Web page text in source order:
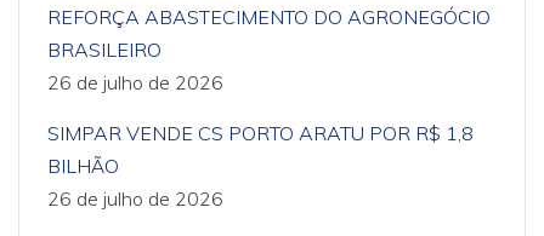
REFORÇA ABASTECIMENTO DO AGRONEGÓCIO
BRASILEIRO
26 de julho de 2026
SIMPAR VENDE CS PORTO ARATU POR R$ 1,8
BILHÃO
26 de julho de 2026